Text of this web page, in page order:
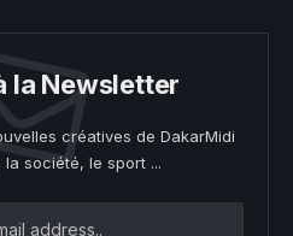
la Newsletter
créatives de DakarMidi
société, le sport ...